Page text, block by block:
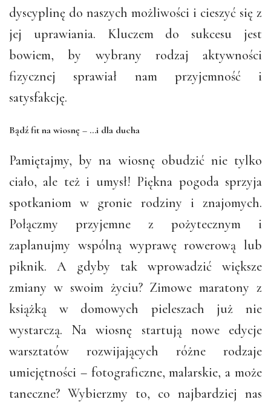
dyscyplinę do naszych możliwości i cieszyć się z
jej uprawiania. Kluczem do sukcesu jest
bowiem, by wybrany rodzaj aktywności
fizycznej sprawiał nam przyjemność i
satysfakcję.
Bądź fit na wiosnę – …i dla ducha
Pamiętajmy, by na wiosnę obudzić nie tylko
ciało, ale też i umysł! Piękna pogoda sprzyja
spotkaniom w gronie rodziny i znajomych.
Połączmy przyjemne z pożytecznym i
zaplanujmy wspólną wyprawę rowerową lub
piknik. A gdyby tak wprowadzić większe
zmiany w swoim życiu? Zimowe maratony z
książką w domowych pieleszach już nie
wystarczą. Na wiosnę startują nowe edycje
warsztatów rozwijających różne rodzaje
umiejętności – fotograficzne, malarskie, a może
taneczne? Wybierzmy to, co najbardziej nas